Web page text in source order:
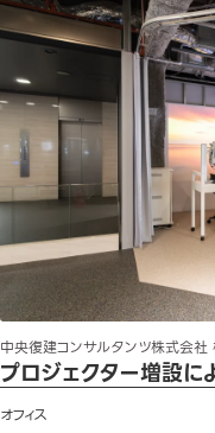
中央復建コンサルタンツ株式会社
プロジェクター増設
オフィス